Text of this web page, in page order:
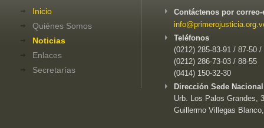
Inicio
Quiénes Somos
Noticias
Enlaces
Secretarías
Contáctenos por
Teléfonos
(0212) 285-83-91 / 87-50 /
(0212) 286-73-03 / 88-55
(0414) 150-32-30
Dirección Sede
Urb. Los Palos Grandes,
Guillermo Villegas